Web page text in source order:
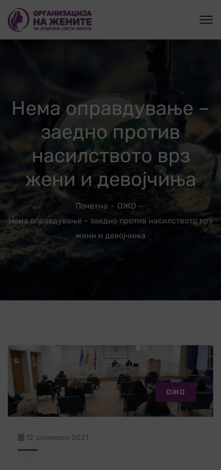
Нема оправдување –
заедно против
насилството врз
жени и девојчиња
Почетна
ОЖО
Нема оправдување – заедно против насилството врз
жени и девојчиња
ОЖО
12 декември 2021